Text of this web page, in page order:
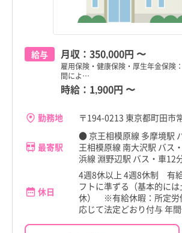
給与 月収： 350,000円 〜
雇用保険・健康保険・厚生年金保険
間によ…
時給： 1,900円 〜
勤務地 〒194-0213 東京都町田市
最寄駅
● 京王相模原線 多摩境駅
王相模原線 南大沢駅 バス
浜線 淵野辺駅 バス・車12
休日
4週8休以上 4週8休制 有
フトに準ずる（基本的に
休） ※有給休暇：所定労
応じて法定どおり付与 年